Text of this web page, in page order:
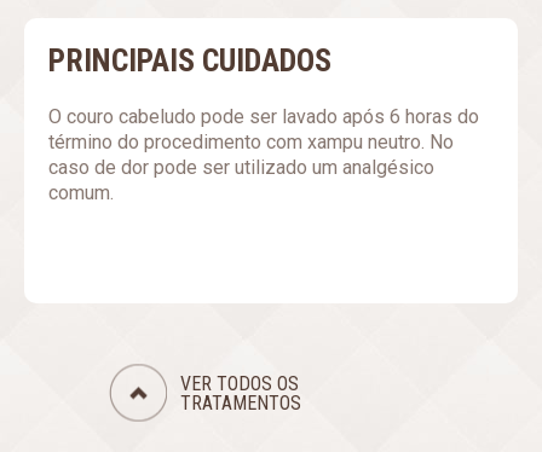
PRINCIPAIS CUIDADOS
O couro cabeludo pode ser lavado após 6 horas do
término do procedimento com xampu neutro. No
caso de dor pode ser utilizado um analgésico
comum.
VER TODOS OS
TRATAMENTOS